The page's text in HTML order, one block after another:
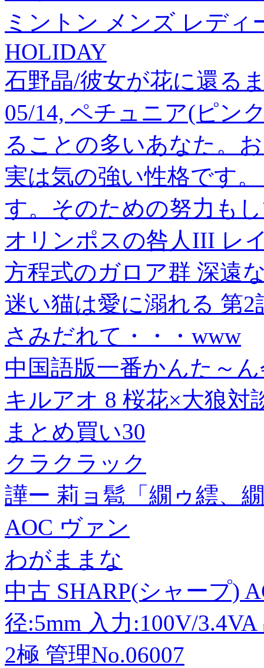
ミントン メンズ レディ
HOLIDAY
石野晶/彼女が花に還る
05/14, ペチュニア(ピン
ることの多いあなた。
実は気の強い性格です
す。そのための努力も
オリンポスの咎人III レ
方程式のガロア群 深遠
迷い猫は愛に溺れる 第2
さみだれて・・・www
中国語版一番かんた～
キルアオ 8 桜花×大狼対
まとめ買い30
クラクラック
譁ー 莉ョ髱「繝ゥ繧、
AOC ヴァン
わがままな
中古 SHARP(シャープ)
径:5mm 入力:100V/
2極 管理No.06007